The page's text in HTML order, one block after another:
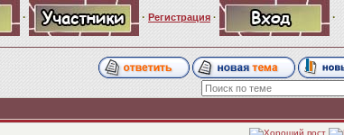
· · Регистрация · ·